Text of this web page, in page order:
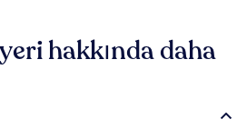
hakkında daha